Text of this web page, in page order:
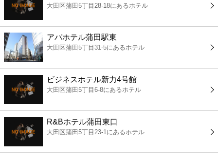
コンビニ
薬局
スーパー
エンタメ
レジャー
書店
大田区蒲田5丁目28-18にあるホテル
アパホテル蒲田駅東
大田区蒲田5丁目31-5にあるホテル
ビジネスホテル新力4号館
大田区蒲田5丁目6-8にあるホテル
R&Bホテル蒲田東口
大田区蒲田5丁目23-1にあるホテル